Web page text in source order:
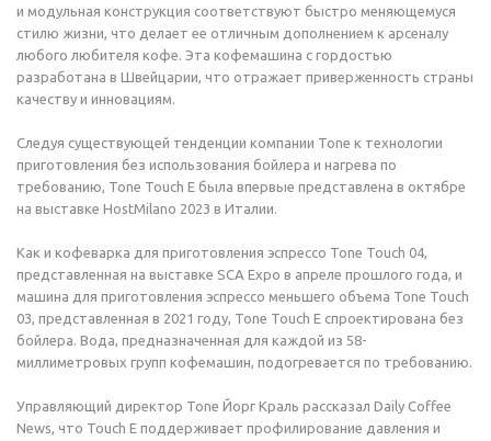
и модульная конструкция соответствуют быстро меняющемуся
стилю жизни, что делает ее отличным дополнением к арсеналу
любого любителя кофе. Эта кофемашина с гордостью
разработана в Швейцарии, что отражает приверженность страны
качеству и инновациям.
Следуя существующей тенденции компании Tone к технологии
приготовления без использования бойлера и нагрева по
требованию, Tone Touch E была впервые представлена в октябре
на выставке HostMilano 2023 в Италии.
Как и кофеварка для приготовления эспрессо Tone Touch 04,
представленная на выставке SCA Expo в апреле прошлого года, и
машина для приготовления эспрессо меньшего объема Tone Touch
03, представленная в 2021 году, Tone Touch E спроектирована без
бойлера. Вода, предназначенная для каждой из 58-
миллиметровых групп кофемашин, подогревается по требованию.
Управляющий директор Tone Йорг Краль рассказал Daily Coffee
News, что Touch E поддерживает профилирование давления и